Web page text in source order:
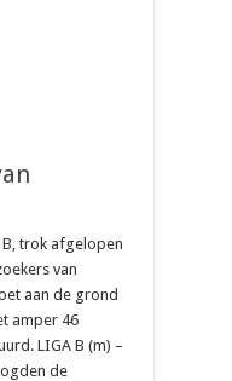
B, trok afgelopen
van
aan de grond
amper 46
LIGA B (m) –
de